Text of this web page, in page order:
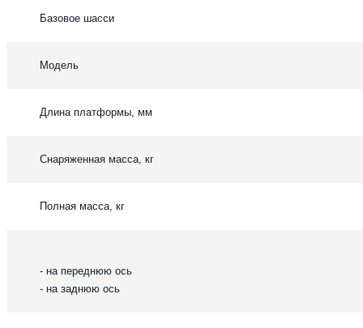
Базовое шасси
Модель
Длина платформы, мм
Снаряженная масса, кг
Полная масса, кг
- на переднюю ось
- на заднюю ось